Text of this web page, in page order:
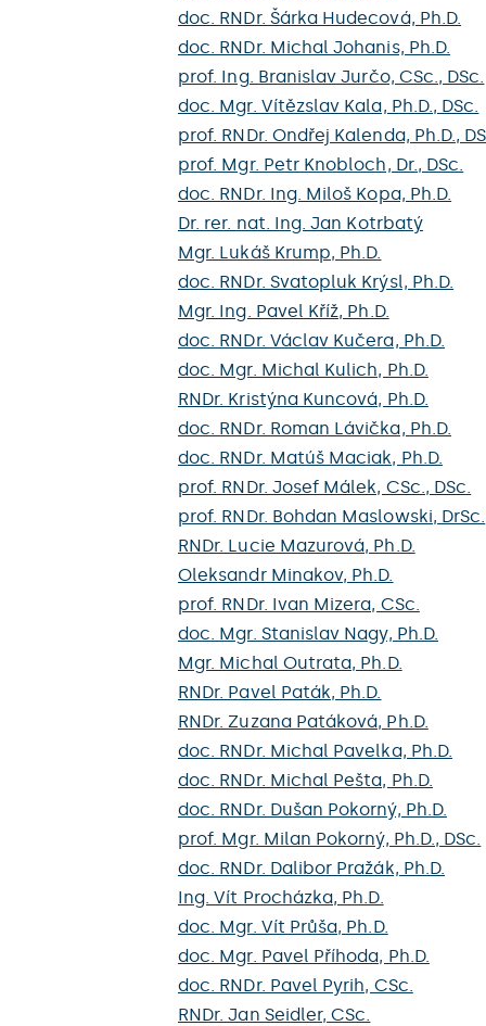
doc. RNDr. Šárka Hudecová, Ph.D.
doc. RNDr. Michal Johanis, Ph.D.
prof. Ing. Branislav Jurčo, CSc., DSc.
doc. Mgr. Vítězslav Kala, Ph.D., DSc.
prof. RNDr. Ondřej Kalenda, Ph.D.,
prof. Mgr. Petr Knobloch, Dr., DSc.
doc. RNDr. Ing. Miloš Kopa, Ph.D.
Dr. rer. nat. Ing. Jan Kotrbatý
Mgr. Lukáš Krump, Ph.D.
doc. RNDr. Svatopluk Krýsl, Ph.D.
Mgr. Ing. Pavel Kříž, Ph.D.
doc. RNDr. Václav Kučera, Ph.D.
doc. Mgr. Michal Kulich, Ph.D.
RNDr. Kristýna Kuncová, Ph.D.
doc. RNDr. Roman Lávička, Ph.D.
doc. RNDr. Matúš Maciak, Ph.D.
prof. RNDr. Josef Málek, CSc., DSc.
prof. RNDr. Bohdan Maslowski, DrSc.
RNDr. Lucie Mazurová, Ph.D.
Oleksandr Minakov, Ph.D.
prof. RNDr. Ivan Mizera, CSc.
doc. Mgr. Stanislav Nagy, Ph.D.
Mgr. Michal Outrata, Ph.D.
RNDr. Pavel Paták, Ph.D.
RNDr. Zuzana Patáková, Ph.D.
doc. RNDr. Michal Pavelka, Ph.D.
doc. RNDr. Michal Pešta, Ph.D.
doc. RNDr. Dušan Pokorný, Ph.D.
prof. Mgr. Milan Pokorný, Ph.D., DSc.
doc. RNDr. Dalibor Pražák, Ph.D.
Ing. Vít Procházka, Ph.D.
doc. Mgr. Vít Průša, Ph.D.
doc. Mgr. Pavel Příhoda, Ph.D.
doc. RNDr. Pavel Pyrih, CSc.
RNDr. Jan Seidler, CSc.